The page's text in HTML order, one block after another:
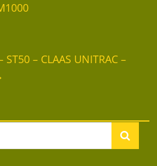
ST50 – CLAAS UNITRAC –